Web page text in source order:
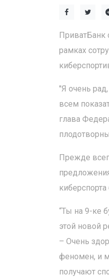
ПриватБанк
рамках
"Я очень
всем
глава
Прежде
“Ты на 9-ке
этой новой
– Очень
феномен, и
получают